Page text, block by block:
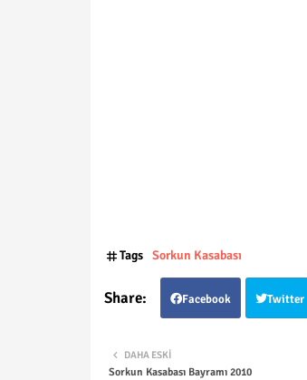
Tags Sorkun Kasabası
Facebook Twitter
DAHA ESKI
Sorkun Kasabası Bayramı 2010